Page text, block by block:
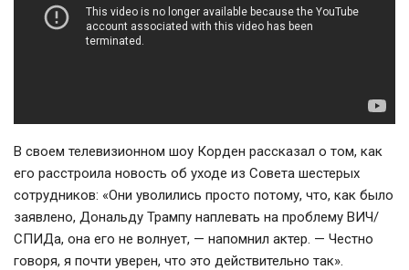
В своем телевизионном шоу Корден рассказал о том, как
его расстроила новость об уходе из Совета шестерых
сотрудников: «Они уволились просто потому, что, как было
заявлено, Дональду Трампу наплевать на проблему ВИЧ/
СПИДа, она его не волнует, — напомнил актер. — Честно
говоря, я почти уверен, что это действительно так».